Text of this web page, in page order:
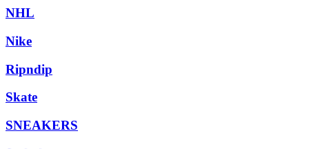
NHL
Nike
Ripndip
Skate
SNEAKERS